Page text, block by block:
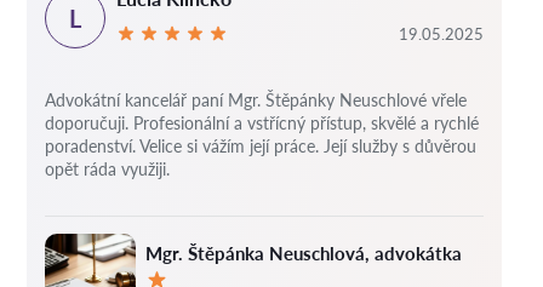
Mgr. Štěpánka Neuschlová, advokátka
L
19.05.2025
Advokátní kancelář paní Mgr. Štěpánky Neuschlové vřele
doporučuji. Profesionální a vstřícný přístup, skvělé a rychlé
poradenství. Velice si vážím její práce. Její služby s důvěrou
opět ráda využiji.